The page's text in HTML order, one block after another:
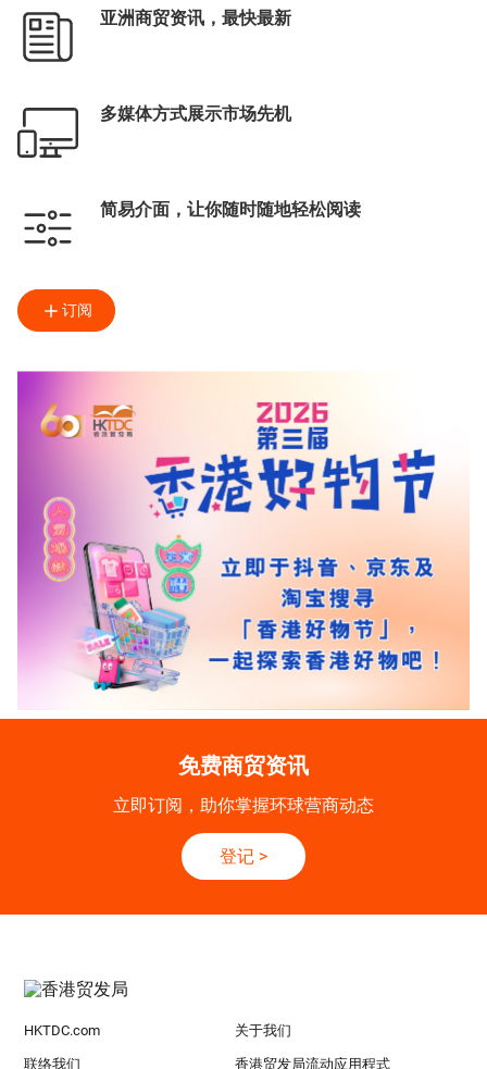
亚洲商贸资讯，最快最新
多媒体方式展示市场先机
简易介面，让你随时随地轻松阅读
订阅
免费商贸资讯
立即订阅，助你掌握环球营商动态
登记 >
HKTDC.com 关于我们
联络我们 香港贸发局流动应用程式